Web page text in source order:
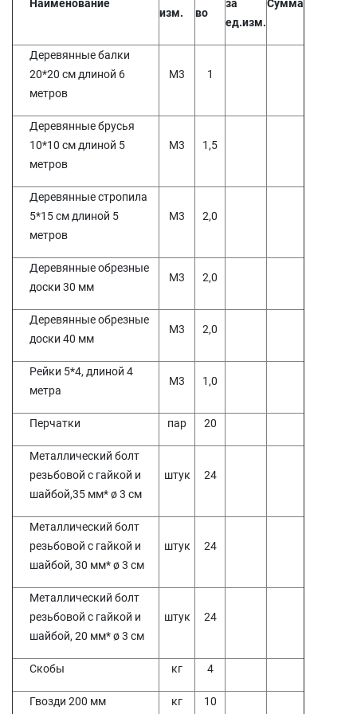
Наименование
изм.
во
за
ед.изм.
Сумма
Деревянные балки
20*20 см длиной 6
метров
М3 1
Деревянные брусья
10*10 см длиной 5
метров
М3 1,5
Деревянные стропила
5*15 см длиной 5
метров
М3 2,0
Деревянные обрезные
доски 30 мм
М3 2,0
Деревянные обрезные
доски 40 мм
М3 2,0
Рейки 5*4, длиной 4
метра
М3 1,0
Перчатки пар 20
Металлический болт
резьбовой с гайкой и
шайбой,35 мм* ø 3 см
штук 24
Металлический болт
резьбовой с гайкой и
шайбой, 30 мм* ø 3 см
штук 24
Металлический болт
резьбовой с гайкой и
шайбой, 20 мм* ø 3 см
штук 24
Скобы кг 4
Гвозди 200 мм кг 10